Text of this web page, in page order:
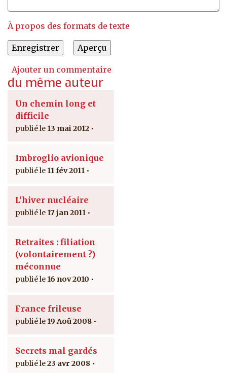
À propos des formats de texte
Ajouter un commentaire
du même auteur
Un chemin long et
difficile
13 mai 2012
Imbroglio avionique
11 fév 2011
L’hiver nucléaire
17 jan 2011
Retraites : filiation
(volontairement ?)
méconnue
16 nov 2010
France frileuse
19 Aoû 2008
Secrets mal gardés
23 avr 2008